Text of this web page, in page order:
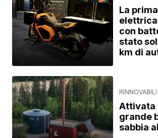
La
con
stato
km di
RINNOVABILI
Attivata
grande
sabbia